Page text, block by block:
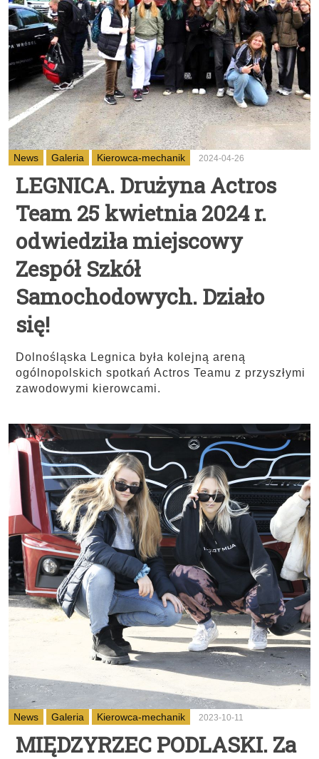
News Galeria Kierowca-mechanik 2024-04-26
LEGNICA. Drużyna Actros
Team 25 kwietnia 2024 r.
odwiedziła miejscowy
Zespół Szkół
Samochodowych. Działo
się!
Dolnośląska Legnica była kolejną areną
ogólnopolskich spotkań Actros Teamu z przyszłymi
zawodowymi kierowcami.
News Galeria Kierowca-mechanik 2023-10-11
MIĘDZYRZEC PODLASKI. Za